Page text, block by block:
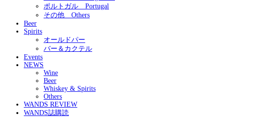
ポルトガル Portugal
その他 Others
Beer
Spirits
オールドパー
バー＆カクテル
Events
NEWS
Wine
Beer
Whiskey & Spirits
Others
WANDS REVIEW
WANDS誌購読